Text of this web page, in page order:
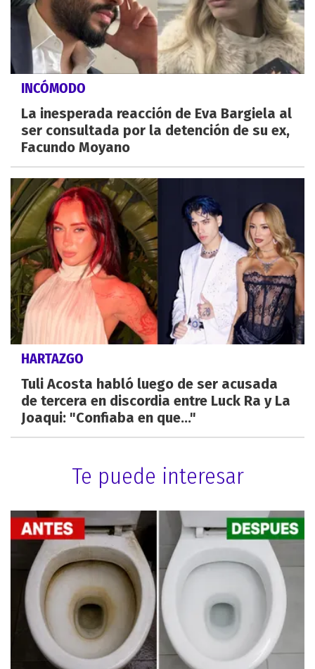
INCÓMODO
La inesperada reacción de Eva Bargiela al
ser consultada por la detención de su ex,
Facundo Moyano
HARTAZGO
Tuli Acosta habló luego de ser acusada
de tercera en discordia entre Luck Ra y La
Joaqui: "Confiaba en que..."
Te puede interesar